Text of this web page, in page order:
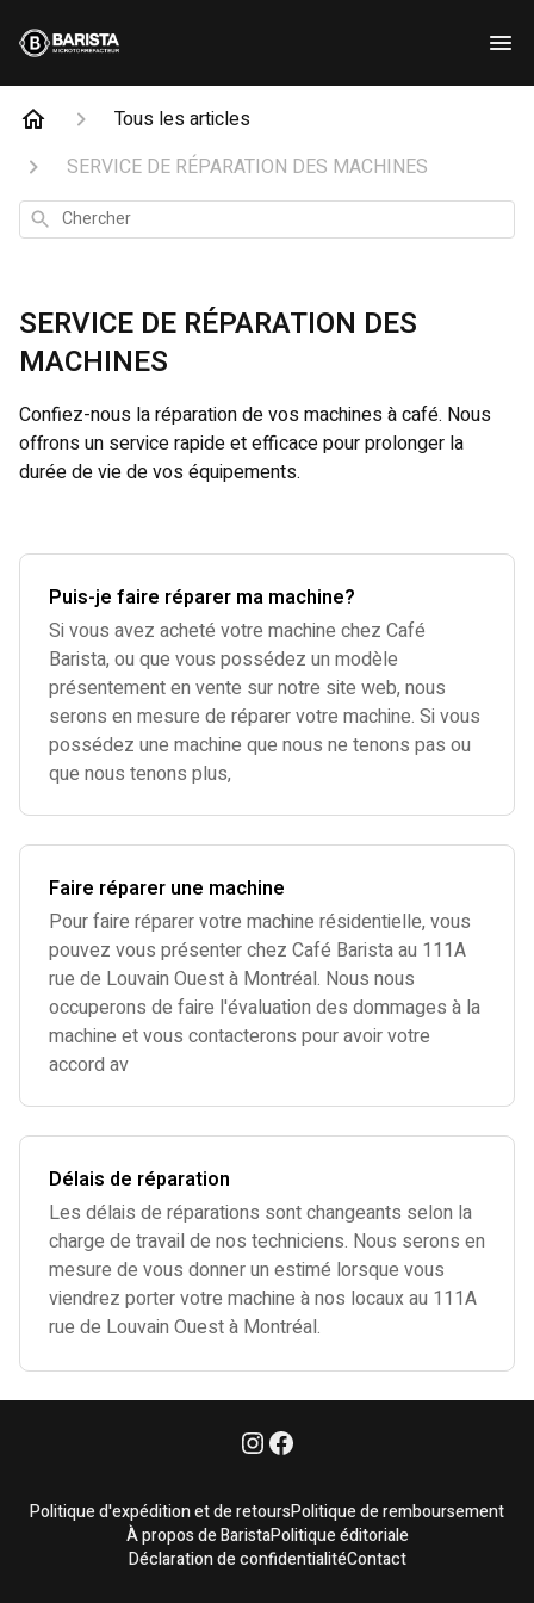
Tous les articles
SERVICE DE RÉPARATION DES MACHINES
Chercher
SERVICE DE RÉPARATION DES
MACHINES
Confiez-nous la réparation de vos machines à café. Nous
offrons un service rapide et efficace pour prolonger la
durée de vie de vos équipements.
Puis-je faire réparer ma machine?
Si vous avez acheté votre machine chez Café
Barista, ou que vous possédez un modèle
présentement en vente sur notre site web, nous
serons en mesure de réparer votre machine. Si vous
possédez une machine que nous ne tenons pas ou
que nous tenons plus,
Faire réparer une machine
Pour faire réparer votre machine résidentielle, vous
pouvez vous présenter chez Café Barista au 111A
rue de Louvain Ouest à Montréal. Nous nous
occuperons de faire l'évaluation des dommages à la
machine et vous contacterons pour avoir votre
accord av
Délais de réparation
Les délais de réparations sont changeants selon la
charge de travail de nos techniciens. Nous serons en
mesure de vous donner un estimé lorsque vous
viendrez porter votre machine à nos locaux au 111A
rue de Louvain Ouest à Montréal.
Politique d'expédition et de retoursPolitique de remboursement
À propos de BaristaPolitique éditoriale
Déclaration de confidentialitéContact